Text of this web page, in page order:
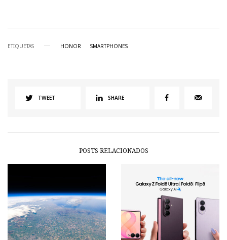
ETIQUETAS HONOR SMARTPHONES
TWEET SHARE
POSTS RELACIONADOS